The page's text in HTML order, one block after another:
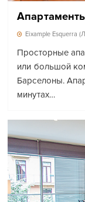
Eixample Esquerra
Просторные
или большой
Барселоны.
минутах…